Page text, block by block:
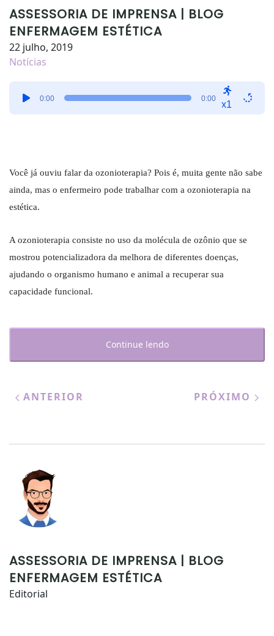
ASSESSORIA DE IMPRENSA | BLOG
ENFERMAGEM ESTÉTICA
22 julho, 2019
Notícias
0:00 0:00
x1
Você já ouviu falar da ozonioterapia? Pois é, muita gente não sabe
ainda, mas o enfermeiro pode trabalhar com a ozonioterapia na
estética.
A ozonioterapia consiste no uso da molécula de ozônio que se
mostrou potencializadora da melhora de diferentes doenças,
ajudando o organismo humano e animal a recuperar sua
capacidade funcional.
Continue lendo
ANTERIOR PRÓXIMO
ASSESSORIA DE IMPRENSA | BLOG
ENFERMAGEM ESTÉTICA
Editorial